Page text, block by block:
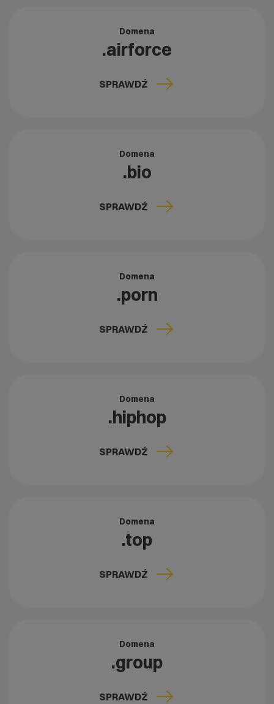
Domena
.airforce
SPRAWDŹ
Domena
.bio
SPRAWDŹ
Domena
.porn
SPRAWDŹ
Domena
.hiphop
SPRAWDŹ
Domena
.top
SPRAWDŹ
Domena
.group
SPRAWDŹ